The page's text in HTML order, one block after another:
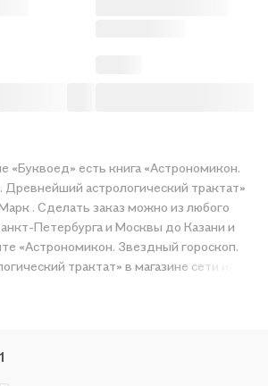
«Буквоед» есть книга «Астрономикон.
Древнейший астрологический трактат»
. Сделать заказ можно из любого
Петербурга и Москвы до Казани и
«Астрономикон. Звездный гороскоп.
трактат» в магазине сети или